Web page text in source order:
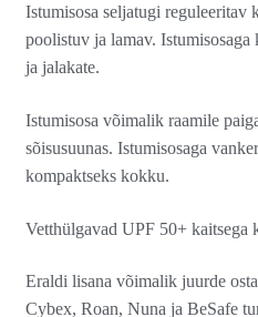
Istumisosa seljatugi reguleeritav
poolistuv ja lamav. Istumisosaga
ja jalakate.
Istumisosa võimalik raamile
sõisusuunas. Istumisosaga
kompaktseks kokku.
Vetthülgavad UPF 50+ kaitsega
Eraldi lisana võimalik juurde
Cybex, Roan, Nuna ja BeSafe